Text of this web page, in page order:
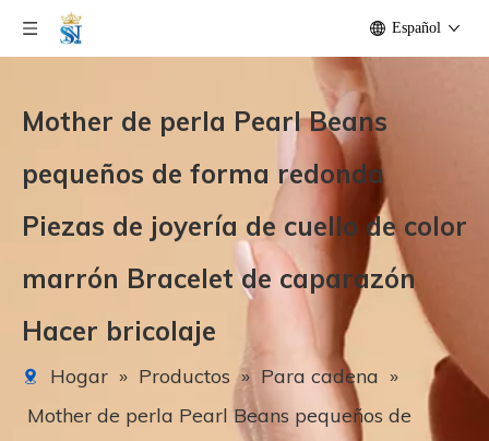
Español
Mother de perla Pearl Beans
pequeños de forma redonda
Piezas de joyería de cuello de color
marrón Bracelet de caparazón
Hacer bricolaje
Hogar » Productos » Para cadena »
Mother de perla Pearl Beans pequeños de